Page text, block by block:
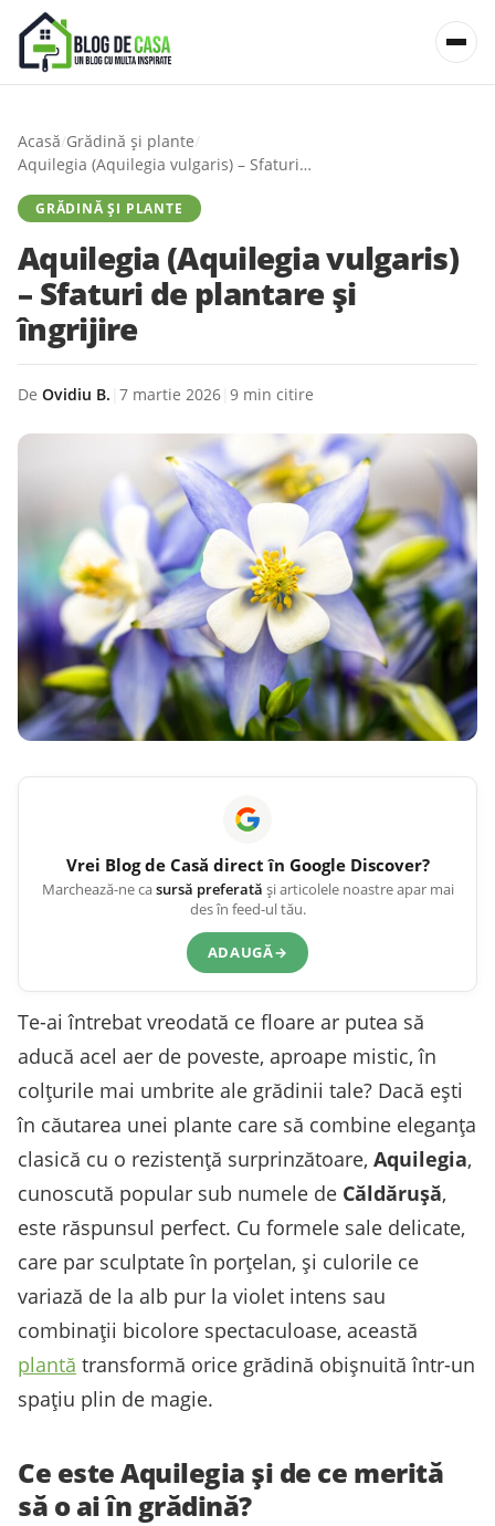
Acasă/Grădină și plante/
Aquilegia (Aquilegia vulgaris) – Sfaturi de plantare și îngrijire
GRĂDINĂ ȘI PLANTE
Aquilegia (Aquilegia vulgaris)
– Sfaturi de plantare și
îngrijire
De Ovidiu B. 7 martie 2026 9 min citire
Vrei Blog de Casă direct în Google Discover?
Marchează-ne casursă preferată și articolele noastre apar mai
des în feed-ul tău.
ADAUGĂ→
Te-ai întrebat vreodată ce floare ar putea să
aducă acel aer de poveste, aproape mistic, în
colțurile mai umbrite ale grădinii tale? Dacă ești
în căutarea unei plante care să combine eleganța
clasică cu o rezistență surprinzătoare, Aquilegia,
cunoscută popular sub numele de Căldărușă,
este răspunsul perfect. Cu formele sale delicate,
care par sculptate în porțelan, și culorile ce
variază de la alb pur la violet intens sau
combinații bicolore spectaculoase, această
plantă transformă orice grădină obișnuită într-un
spațiu plin de magie.
Ce este Aquilegia și de ce merită
să o ai în grădină?